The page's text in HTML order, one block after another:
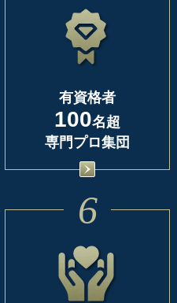
有資格者
100名超
専門プロ集団
6